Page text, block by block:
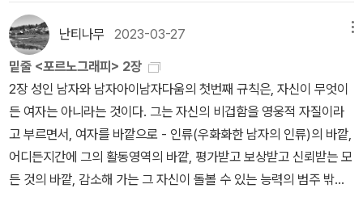
기 있는 행동이었어.' '나도 저렇게 말했더라면, 어땠을까?' 한 사람에
게 두 가지 생각이 모두 들 수도 있다. 적어도 '다른 대안'이 있다는 사
실을 안다는 건 중요하다.죽음이라는 '최종적인 침묵'과 대면했던 이
3주 동안 로드가 가장 후회했던 것은 그동안 침묵했다는 사실이었다.
그녀의 개인적인 자각은 ('내 침묵은 나를 보호해주지 않았다.') '당신
의 침묵은 당신을 보호해주지 않을 것'이라는 메시지로 변형되었다.
'눈에 띄는 일에 대한 두려움, 가혹한 시선과 어쩌면 비판에 대한 두려
움'은 우리를 나약하게 만들지만, 말의 자유는 '가장 큰 힘의 원천'이
cago, The Dinner Party – Smarthistory 8장 정체성 정치앤드
리아 드워킨 <포르노그래피>게일 루빈 <일탈>캐서린 맥키넌 <포르
노에 도전한다>글루리아 안살두아 <국경 지대>로빈 모건 <자매애
는 전 지구적이다>가야트리 차크라보티 스피박 <서발턴은 말할 수
있는가?>에이드리언 리치 <우리 죽은 자들이 깨어날 때> - <뿌리에
서 갈라지다>에이드리언 리치 <문턱 너머 저편> - <난세의 지도>토
니 모리슨 <빌러비드> 9장 상아탑 벽장의 안과 밖수전 팔루디 <백
래시>이브 코소프스키 세지윅 <남자들끼리> <벽장의 인식론> 주디
스 버틀러 <젠더 트러블> 앤 카슨 <유리, 아이러니 그리고 신> 앤 카
여자는 방종하고 난잡한 음란녀, 금발이고 순수한 아리안 여성의 심
미적 대극으로 그리고 있다. 남녀 유대인은 모두, 성욕면에서 금수로
서 특징지어지고 있다. 광포한 동물은 위험하므로 우리 안에 가두어
야 한다. 히틀러가 반유대인적 행동을 호소할 때, 제일의 그리고 가장
근본적인 호소는 경제적인 면, 즉 유대인이 금전을 지배한다는 것이
아니라 성적인 면이었다. 독일인의 반응을 자극한 것은, 히틀러가 묘
사한 유대인의 성욕이었다. 순수한 아리안 여성이 호색한 유대인 남
자에 의해 강간을 당하지 않고, 또한 독일인의 정자가 음란한 유대인
험 안에서 발기를 일으키는 데 필요한 만큼의 형태 - 에 대해 남자에
게 주관화가 되고, 거의 변하지 않게 고정화된 반응이다. ...... 대상화
- 필연적으로 발기를 일으키는 다른 사람의 형태에 대한 고정된 반응
- 는 진정으로 사정을 순간적이라 할지라도 냉혹한 대단원으로 갖는
가치체계이다. 그것이 마치 남자 개인의 본성일 뿐만 아니라, 자연 그
자체인 것처럼, 남자에 의해서 실천에 옮겨지는 대상화는 다음의 세
가지 내용을 포함한다. 첫째, 남자가 누구를, 무엇을 증오하는 것을 좋
아하는가, 둘째, 남자가 누구를, 무엇을 소유하고, 영향을 미치고, 정
스, 노먼 기어, 장 폴랑, 호버트 라이런드, 제프리 고러, 로널드 헤이
먼, 에리카 종, 모리스 하이네/길버트 렐리, 조지 스타이너, 존 T. 누난
Jr, 린다 버드 프랭크, 피터 와이스, 크리스토퍼 라시... ***책에 의하
면, 위에 나열한 이름들은 어떤 식으로든 사드를 옹호하는 글을 쓴 사
람들의 것이다. 시몬 드 보부아르와 에리카 종이 포함된다는 사실이
뜨악하다.(에리카 종은 모나 숄레의 책 <마녀>에도 등장하는데 거기
서도 별로 좋은 소리는 못 듣는...) 여성 혐오자인 남성 작가가 쓴 글들
을 어떤 태도로 대해야 할 것인지 가끔 아리송할 때가 있는데, 그러니
까 문학적 가치와 의의 / 이론적 가치와 의의 운운하면서 여성 혐오의
난티나무 2023-03-27
밑줄 <포르노그래피> 2장
2장 성인 남자와 남자아이남자다움의 첫번째 규칙은, 자신이 무엇이
든 여자는 아니라는 것이다. 그는 자신의 비겁함을 영웅적 자질이라
고 부르면서, 여자를 바깥으로 - 인류(우화화한 남자의 인류)의 바깥,
어디든지간에 그의 활동영역의 바깥, 평가받고 보상받고 신뢰받는 모
든 것의 바깥, 감소해 가는 그 자신이 돌볼 수 있는 능력의 범주 밖으